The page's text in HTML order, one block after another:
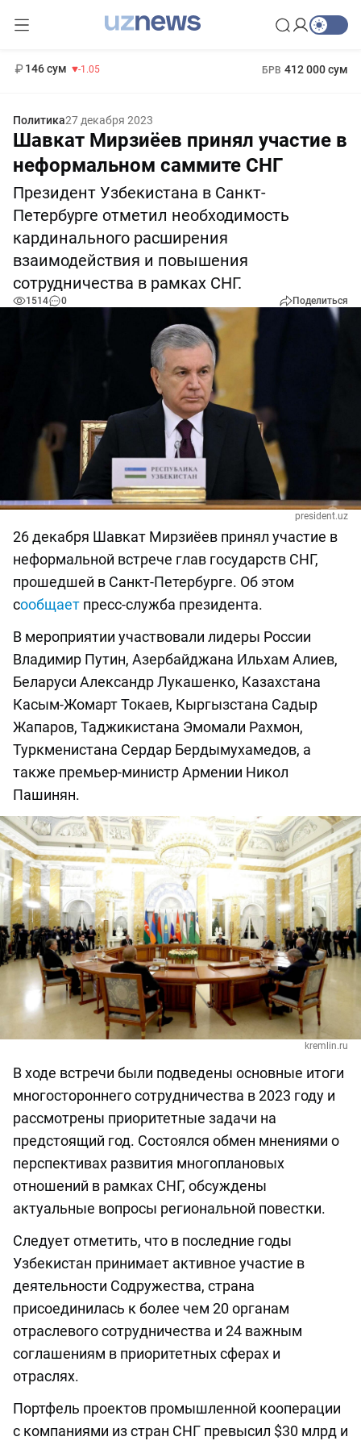
146 сум -1.05 БРВ 412 000 сум
Политика27 декабря 2023
Шавкат Мирзиёев принял участие в
неформальном саммите СНГ
Президент Узбекистана в Санкт-
Петербурге отметил необходимость
кардинального расширения
взаимодействия и повышения
сотрудничества в рамках СНГ.
1514 0 Поделиться
president.uz
26 декабря Шавкат Мирзиёев принял участие в
неформальной встрече глав государств СНГ,
прошедшей в Санкт-Петербурге. Об этом
сообщает пресс-служба президента.
В мероприятии участвовали лидеры России
Владимир Путин, Азербайджана Ильхам Алиев,
Беларуси Александр Лукашенко, Казахстана
Касым-Жомарт Токаев, Кыргызстана Садыр
Жапаров, Таджикистана Эмомали Рахмон,
Туркменистана Сердар Бердымухамедов, а
также премьер-министр Армении Никол
Пашинян.
kremlin.ru
В ходе встречи были подведены основные итоги
многостороннего сотрудничества в 2023 году и
рассмотрены приоритетные задачи на
предстоящий год. Состоялся обмен мнениями о
перспективах развития многоплановых
отношений в рамках СНГ, обсуждены
актуальные вопросы региональной повестки.
Следует отметить, что в последние годы
Узбекистан принимает активное участие в
деятельности Содружества, страна
присоединилась к более чем 20 органам
отраслевого сотрудничества и 24 важным
соглашениям в приоритетных сферах и
отраслях.
Портфель проектов промышленной кооперации
с компаниями из стран СНГ превысил $30 млрд и